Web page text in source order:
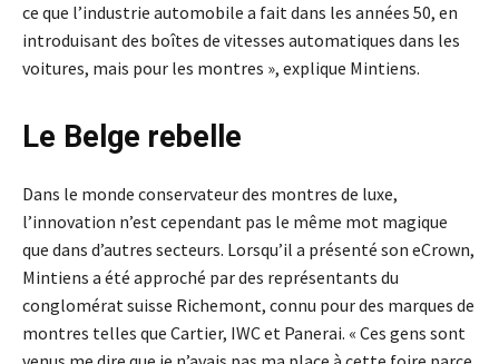
ce que l’industrie automobile a fait dans les années 50, en
introduisant des boîtes de vitesses automatiques dans les
voitures, mais pour les montres », explique Mintiens.
Le Belge rebelle
Dans le monde conservateur des montres de luxe,
l’innovation n’est cependant pas le même mot magique
que dans d’autres secteurs. Lorsqu’il a présenté son eCrown,
Mintiens a été approché par des représentants du
conglomérat suisse Richemont, connu pour des marques de
montres telles que Cartier, IWC et Panerai. « Ces gens sont